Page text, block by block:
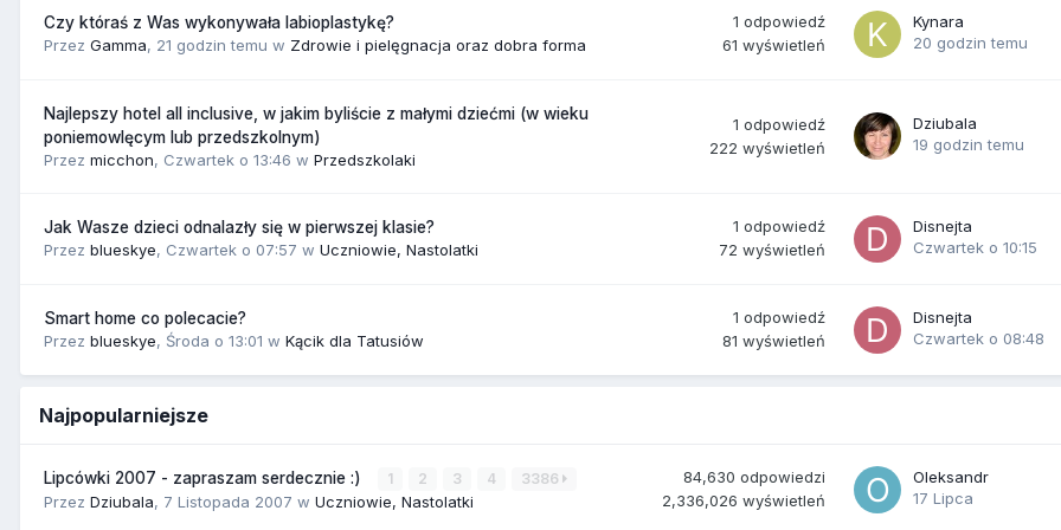
Czy któraś z Was wykonywała labioplastykę?
Przez Gamma, 21 godzin temu w Zdrowie i pielęgnacja oraz dobra forma
1 odpowiedź
61 wyświetleń
Kynara
20 godzin temu
Najlepszy hotel all inclusive, w jakim byliście z małymi dziećmi (w wieku
poniemowlęcym lub przedszkolnym)
Przez micchon, Czwartek o 13:46 w Przedszkolaki
1 odpowiedź
222 wyświetleń
Dziubala
19 godzin temu
Jak Wasze dzieci odnalazły się w pierwszej klasie?
Przez blueskye, Czwartek o 07:57 w Uczniowie, Nastolatki
1 odpowiedź
72 wyświetleń
Disnejta
Czwartek o 10:15
Smart home co polecacie?
Przez blueskye, Środa o 13:01 w Kącik dla Tatusiów
1 odpowiedź
81 wyświetleń
Disnejta
Czwartek o 08:48
Najpopularniejsze
Lipcówki 2007 - zapraszam serdecznie :) 1 2 3 4 3386
Przez Dziubala, 7 Listopada 2007 w Uczniowie, Nastolatki
84,630 odpowiedzi
2,336,026 wyświetleń
Oleksandr
17 Lipca